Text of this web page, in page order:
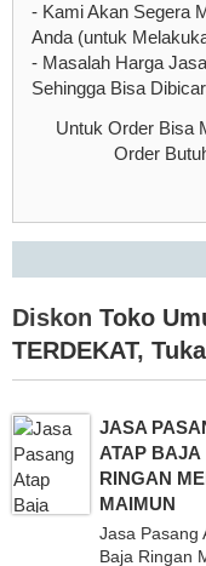
- Kami Akan Segera
Anda (untuk
- Masalah Harga
Sehingga Bisa
Untuk Order Bisa
Order
Diskon Toko
TERDEKAT,
JASA
ATAP BAJA
RINGAN
MAIMUN
Jasa Pasang
Baja Ringan